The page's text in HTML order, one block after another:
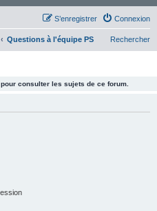
Connexion
S’enregistrer
Questions à l'équipe PS Rechercher
consulter les sujets de ce forum.